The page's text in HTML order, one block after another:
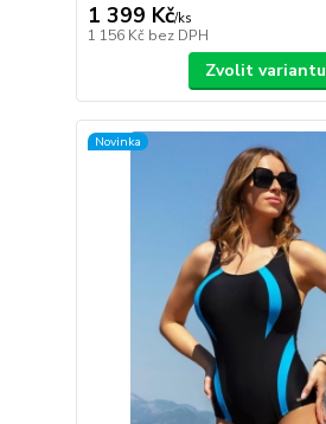
1 399 Kč/ks
1 156 Kč bez DPH
Zvolit variantu
Novinka